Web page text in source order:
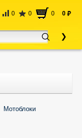
0 0 0 0 руб
Мотоблоки